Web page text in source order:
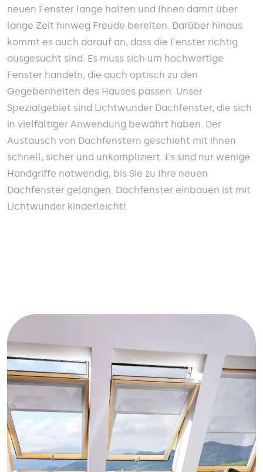
neuen Fenster lange halten und Ihnen damit über
lange Zeit hinweg Freude bereiten. Darüber hinaus
kommt es auch darauf an, dass die Fenster richtig
ausgesucht sind. Es muss sich um hochwertige
Fenster handeln, die auch optisch zu den
Gegebenheiten des Hauses passen. Unser
Spezialgebiet sind Lichtwunder Dachfenster, die sich
in vielfältiger Anwendung bewährt haben. Der
Austausch von Dachfenstern geschieht mit ihnen
schnell, sicher und unkompliziert. Es sind nur wenige
Handgriffe notwendig, bis Sie zu Ihre neuen
Dachfenster gelangen. Dachfenster einbauen ist mit
Lichtwunder kinderleicht!